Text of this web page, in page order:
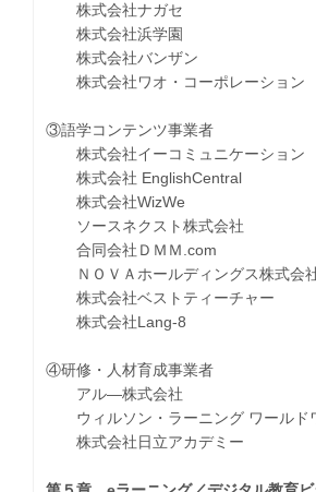
株式会社ナガセ
株式会社浜学園
株式会社バンザン
株式会社ワオ・コーポレーション
③語学コンテンツ事業者
株式会社イーコミュニケーション
株式会社 EnglishCentral
株式会社WizWe
ソースネクスト株式会社
合同会社ＤＭＭ.com
ＮＯＶＡホールディングス株式会
株式会社ベストティーチャー
株式会社Lang-8
④研修・人材育成事業者
アル―株式会社
ウィルソン・ラーニング ワールド
株式会社日立アカデミー